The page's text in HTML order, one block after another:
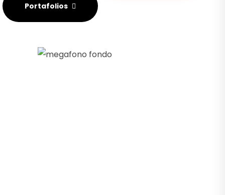
Portafolios